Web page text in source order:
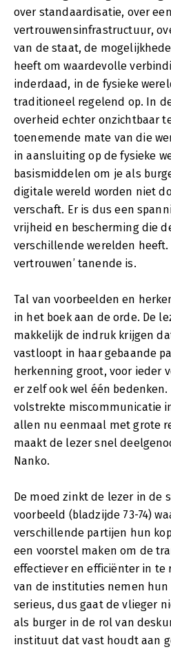
over standaardisatie, over een
vertrouwensinfrastructuur,
van de staat, de
heeft om waardevolle
inderdaad, in de fysieke
traditioneel regelend op. In
overheid echter onzichtbaar
toenemende mate van die
in aansluiting op de fysieke
basismiddelen om je als
digitale wereld worden niet
verschaft. Er is dus een
vrijheid en bescherming die
verschillende werelden heeft.
vertrouwen’ tanende is.
Tal van voorbeelden en
in het boek aan de orde. De
makkelijk de indruk krijgen
vastloopt in haar gebaande
herkenning groot, voor ieder
er zelf ook wel één
volstrekte miscommunicatie
allen nu eenmaal met grote
maakt de lezer snel
Nanko.
De moed zinkt de lezer in de
voorbeeld (bladzijde 73-74)
verschillende partijen hun
een voorstel maken om de
effectiever en efficiënter in te
van de instituties nemen
serieus, dus gaat de vlieger
als burger in de rol van
instituut dat vast houdt aan